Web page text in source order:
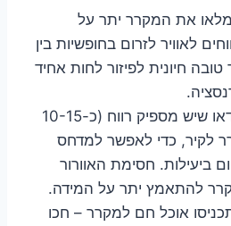
את המקרר יתר על
לאוויר לזרום בחופשיות בין
טובה חיונית לפיזור לחות אחיד
ודאו שיש מספיק רווח (כ-10-15
לקיר, כדי לאפשר למדחס
ביעילות. חסימת האוורור
להתאמץ יתר על המידה.
אוכל חם למקרר – חכו